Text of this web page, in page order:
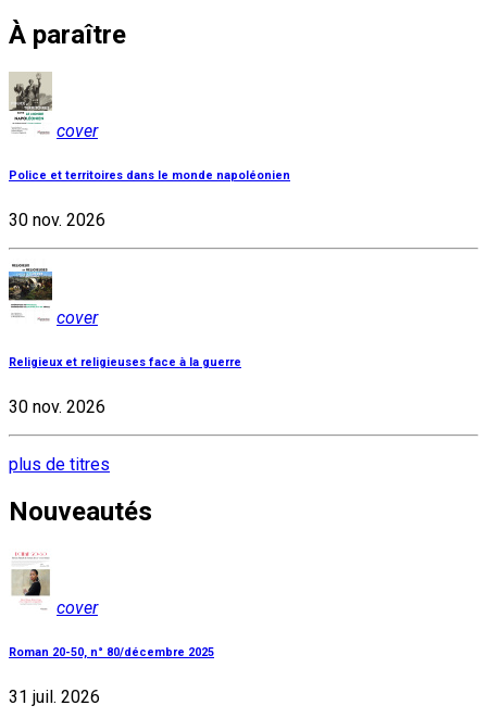
À paraître
cover
Police et territoires dans le monde napoléonien
30 nov. 2026
cover
Religieux et religieuses face à la guerre
30 nov. 2026
plus de titres
Nouveautés
cover
Roman 20-50, n° 80/décembre 2025
31 juil. 2026